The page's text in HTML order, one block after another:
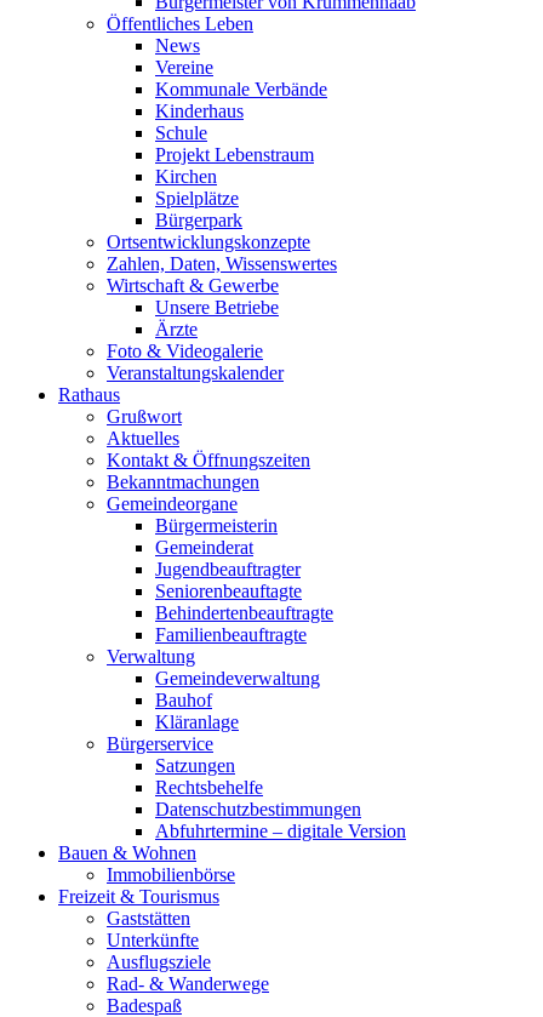
Öffentliches Leben
News
Vereine
Kommunale Verbände
Kinderhaus
Schule
Projekt Lebenstraum
Kirchen
Spielplätze
Bürgerpark
Ortsentwicklungskonzepte
Zahlen, Daten, Wissenswertes
Wirtschaft & Gewerbe
Unsere Betriebe
Ärzte
Foto & Videogalerie
Veranstaltungskalender
Rathaus
Grußwort
Aktuelles
Kontakt & Öffnungszeiten
Bekanntmachungen
Gemeindeorgane
Bürgermeisterin
Gemeinderat
Jugendbeauftragter
Seniorenbeauftagte
Behindertenbeauftragte
Familienbeauftragte
Verwaltung
Gemeindeverwaltung
Bauhof
Kläranlage
Bürgerservice
Satzungen
Rechtsbehelfe
Datenschutzbestimmungen
Abfuhrtermine – digitale Version
Bauen & Wohnen
Immobilienbörse
Freizeit & Tourismus
Gaststätten
Unterkünfte
Ausflugsziele
Rad- & Wanderwege
Badespaß